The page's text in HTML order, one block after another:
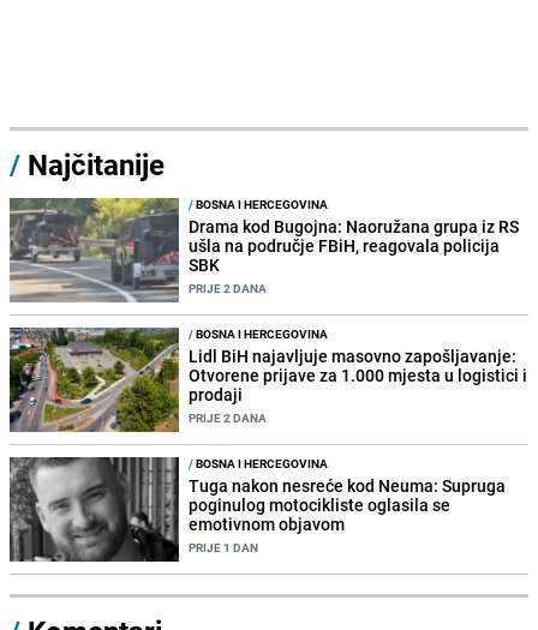
/ Najčitanije
/BOSNA I HERCEGOVINA
Drama kod Bugojna: Naoružana grupa iz RS
ušla na područje FBiH, reagovala policija
SBK
PRIJE 2 DANA
/BOSNA I HERCEGOVINA
Lidl BiH najavljuje masovno zapošljavanje:
Otvorene prijave za 1.000 mjesta u logistici i
prodaji
PRIJE 2 DANA
/BOSNA I HERCEGOVINA
Tuga nakon nesreće kod Neuma: Supruga
poginulog motocikliste oglasila se
emotivnom objavom
PRIJE 1 DAN